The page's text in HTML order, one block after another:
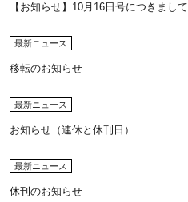
【お知らせ】10月16日号につきまして
最新ニュース
移転のお知らせ
最新ニュース
お知らせ（連休と休刊日）
最新ニュース
休刊のお知らせ